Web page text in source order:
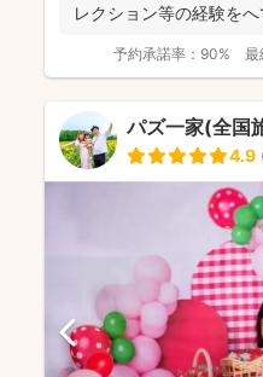
レクション等の経験を
予約承諾率： 90% 最
パズ一家(全国
4.9